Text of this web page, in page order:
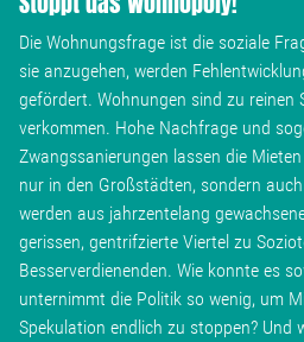
Leseprobe
Bestellen
Die Wohnungsfrage ist die soziale
sie anzugehen, werden
gefördert. Wohnungen sind zu reinen
verkommen. Hohe Nachfrage und
Zwangssanierungen lassen die
nur in den Großstädten, sondern
werden aus jahrzentelang
gerissen, gentrifzierte Viertel zu
Besserverdienenden. Wie konnte es
unternimmt die Politik so wenig, um
Spekulation endlich zu stoppen? Und